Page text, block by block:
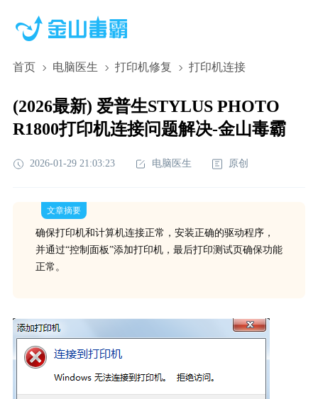
首页 电脑医生 打印机修复 打印机连接
(2026最新) 爱普生STYLUS PHOTO
R1800打印机连接问题解决-金山毒霸
2026-01-29 21:03:23 电脑医生 原创
文章摘要
确保打印机和计算机连接正常，安装正确的驱动程序，
并通过“控制面板”添加打印机，最后打印测试页确保功能
正常。